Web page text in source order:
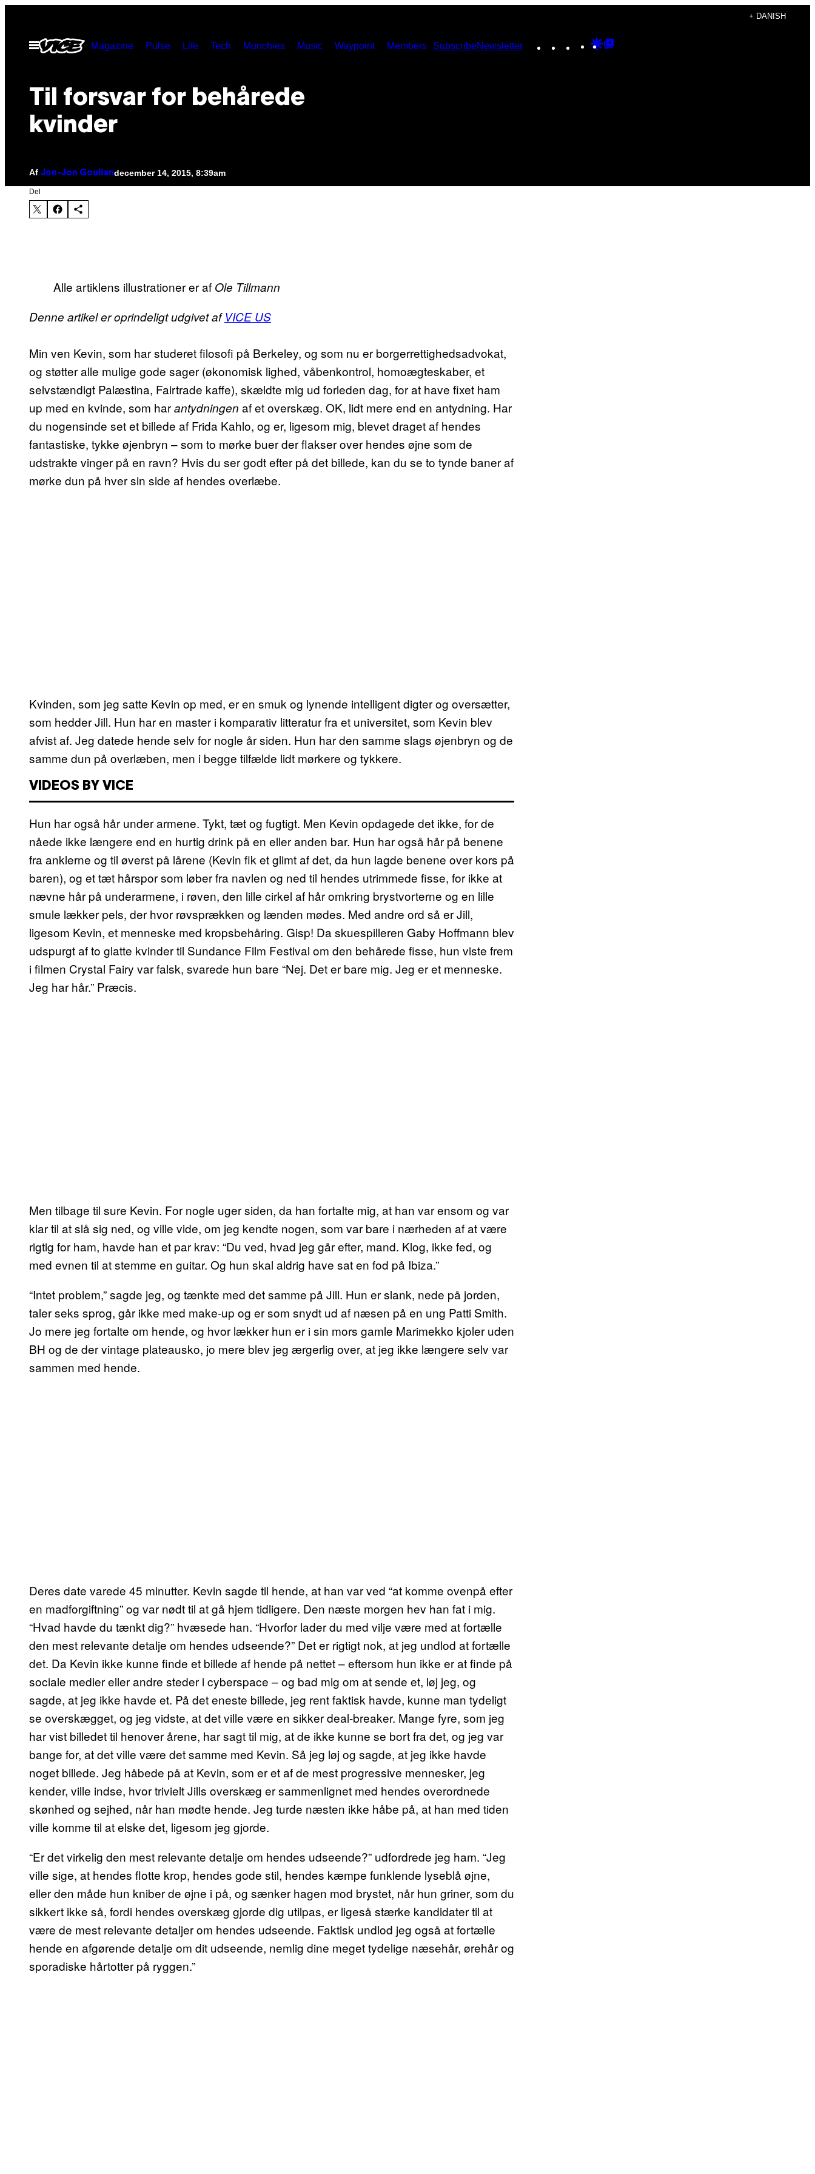
indhold
+ DANISH
Åbn
Menu
Magazine Pulse Life Tech Munchies Music Waypoint Members SubscribeNewsletter Instagram
TikTokYouTube
Google
Til forsvar for behårede
kvinder
Af Jon-Jon Gouliandecember 14, 2015, 8:39am
Del
Alle artiklens illustrationer er af Ole Tillmann
Denne artikel er oprindeligt udgivet afVICE US
Min ven Kevin, som har studeret filosofi på Berkeley, og som nu er borgerrettighedsadvokat,
og støtter alle mulige gode sager (økonomisk lighed, våbenkontrol, homoægteskaber, et
selvstændigt Palæstina, Fairtrade kaffe), skældte mig ud forleden dag, for at have fixet ham
up med en kvinde, som harantydningen af et overskæg. OK, lidt mere end en antydning. Har
du nogensinde set et billede af Frida Kahlo, og er, ligesom mig, blevet draget af hendes
fantastiske, tykke øjenbryn – som to mørke buer der flakser over hendes øjne som de
udstrakte vinger på en ravn? Hvis du ser godt efter på det billede, kan du se to tynde baner af
mørke dun på hver sin side af hendes overlæbe.
Kvinden, som jeg satte Kevin op med, er en smuk og lynende intelligent digter og oversætter,
som hedder Jill. Hun har en master i komparativ litteratur fra et universitet, som Kevin blev
afvist af. Jeg datede hende selv for nogle år siden. Hun har den samme slags øjenbryn og de
samme dun på overlæben, men i begge tilfælde lidt mørkere og tykkere.
VIDEOS BY VICE
Hun har også hår under armene. Tykt, tæt og fugtigt. Men Kevin opdagede det ikke, for de
nåede ikke længere end en hurtig drink på en eller anden bar. Hun har også hår på benene
fra anklerne og til øverst på lårene (Kevin fik et glimt af det, da hun lagde benene over kors på
baren), og et tæt hårspor som løber fra navlen og ned til hendes utrimmede fisse, for ikke at
nævne hår på underarmene, i røven, den lille cirkel af hår omkring brystvorterne og en lille
smule lækker pels, der hvor røvsprækken og lænden mødes. Med andre ord så er Jill,
ligesom Kevin, et menneske med kropsbehåring. Gisp! Da skuespilleren Gaby Hoffmann blev
udspurgt af to glatte kvinder til Sundance Film Festival om den behårede fisse, hun viste frem
i filmen Crystal Fairy var falsk, svarede hun bare “Nej. Det er bare mig. Jeg er et menneske.
Jeg har hår.” Præcis.
Men tilbage til sure Kevin. For nogle uger siden, da han fortalte mig, at han var ensom og var
klar til at slå sig ned, og ville vide, om jeg kendte nogen, som var bare i nærheden af at være
rigtig for ham, havde han et par krav: “Du ved, hvad jeg går efter, mand. Klog, ikke fed, og
med evnen til at stemme en guitar. Og hun skal aldrig have sat en fod på Ibiza.”
“Intet problem,” sagde jeg, og tænkte med det samme på Jill. Hun er slank, nede på jorden,
taler seks sprog, går ikke med make-up og er som snydt ud af næsen på en ung Patti Smith.
Jo mere jeg fortalte om hende, og hvor lækker hun er i sin mors gamle Marimekko kjoler uden
BH og de der vintage plateausko, jo mere blev jeg ærgerlig over, at jeg ikke længere selv var
sammen med hende.
Deres date varede 45 minutter. Kevin sagde til hende, at han var ved “at komme ovenpå efter
en madforgiftning” og var nødt til at gå hjem tidligere. Den næste morgen hev han fat i mig.
“Hvad havde du tænkt dig?” hvæsede han. “Hvorfor lader du med vilje være med at fortælle
den mest relevante detalje om hendes udseende?” Det er rigtigt nok, at jeg undlod at fortælle
det. Da Kevin ikke kunne finde et billede af hende på nettet – eftersom hun ikke er at finde på
sociale medier eller andre steder i cyberspace – og bad mig om at sende et, løj jeg, og
sagde, at jeg ikke havde et. På det eneste billede, jeg rent faktisk havde, kunne man tydeligt
se overskægget, og jeg vidste, at det ville være en sikker deal-breaker. Mange fyre, som jeg
har vist billedet til henover årene, har sagt til mig, at de ikke kunne se bort fra det, og jeg var
bange for, at det ville være det samme med Kevin. Så jeg løj og sagde, at jeg ikke havde
noget billede. Jeg håbede på at Kevin, som er et af de mest progressive mennesker, jeg
kender, ville indse, hvor trivielt Jills overskæg er sammenlignet med hendes overordnede
skønhed og sejhed, når han mødte hende. Jeg turde næsten ikke håbe på, at han med tiden
ville komme til at elske det, ligesom jeg gjorde.
“Er det virkelig den mest relevante detalje om hendes udseende?” udfordrede jeg ham. “Jeg
ville sige, at hendes flotte krop, hendes gode stil, hendes kæmpe funklende lyseblå øjne,
eller den måde hun kniber de øjne i på, og sænker hagen mod brystet, når hun griner, som du
sikkert ikke så, fordi hendes overskæg gjorde dig utilpas, er ligeså stærke kandidater til at
være de mest relevante detaljer om hendes udseende. Faktisk undlod jeg også at fortælle
hende en afgørende detalje om dit udseende, nemlig dine meget tydelige næsehår, ørehår og
sporadiske hårtotter på ryggen.”